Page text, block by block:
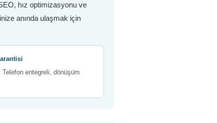
hız optimizasyonu ve
anında ulaşmak için
entegreli, dönüşüm